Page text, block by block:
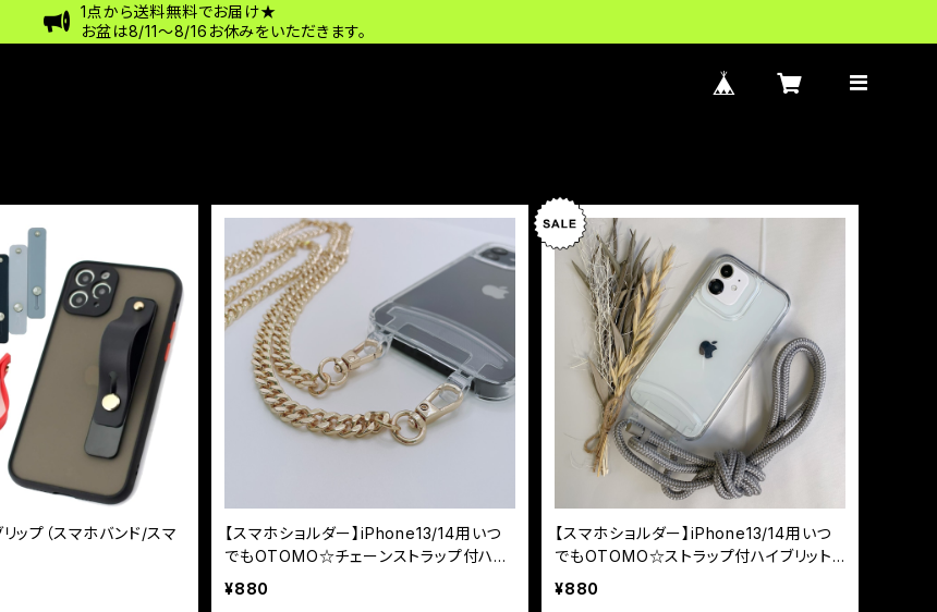
1点から送料無料でお届け★
お盆は8/11〜8/16お休みをいただきます。
ップ（スマホバンド/スマ
【スマホショルダー】iPhone13/14用いつ
でもOTOMO☆チェーンストラップ付ハイ
ブリットケース
¥880
【スマホショルダー】iPhone13/14用いつ
でもOTOMO☆ストラップ付ハイブリット
ケース
¥880